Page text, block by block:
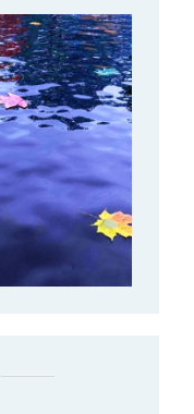
Archivi